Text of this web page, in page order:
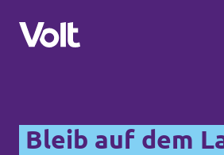
Bleib auf dem